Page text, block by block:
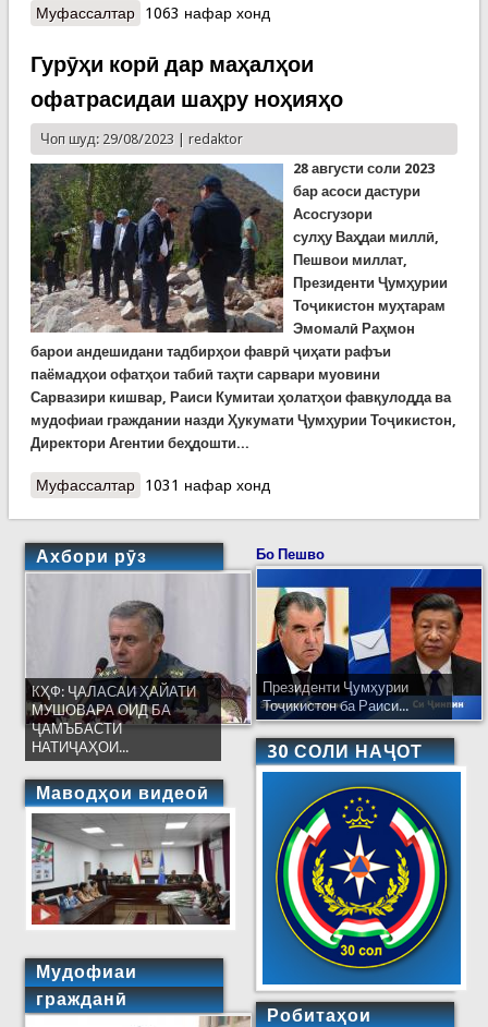
Муфассалтаро Наҷотдиҳандагони КҲФ ҷасади боз 4 нафарро
1063 нафар хонд
Гурӯҳи корӣ дар маҳалҳои
офатрасидаи шаҳру ноҳияҳо
Чоп шуд: 29/08/2023 | redaktor
28 августи соли 2023
бар асоси дастури
Асосгузори
сулҳу Ваҳдаи миллӣ,
Пешвои миллат,
Президенти Ҷумҳурии
Тоҷикистон муҳтарам
Эмомалӣ Раҳмон
барои андешидани тадбирҳои фаврӣ ҷиҳати рафъи
паёмадҳои офатҳои табиӣ таҳти сарвари муовини
Сарвазири кишвар, Раиси Кумитаи ҳолатҳои фавқулодда ва
мудофиаи граждании назди Ҳукумати Ҷумҳурии Тоҷикистон,
Директори Агентии беҳдошти...
Муфассалтаро Гурӯҳи корӣ дар маҳалҳои офатрасидаи шаҳру
1031 нафар хонд
Ахбори рӯз
КҲФ: ҶАЛАСАИ ҲАЙАТИ
МУШОВАРА ОИД БА
ҶАМЪБАСТИ
НАТИҶАҲОИ...
Маводҳои видеоӣ
Мудофиаи
гражданӣ
Бо Пешво
Президенти Ҷумҳурии
Тоҷикистон ба Раиси...
30 СОЛИ НАҶОТ
Робитаҳои